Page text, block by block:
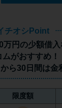
特徴別一覧
ム
の家賃払え
3つ
チオシPoint
万円の少額借入
ムがおすすめ！
ら30日間は金
限度額